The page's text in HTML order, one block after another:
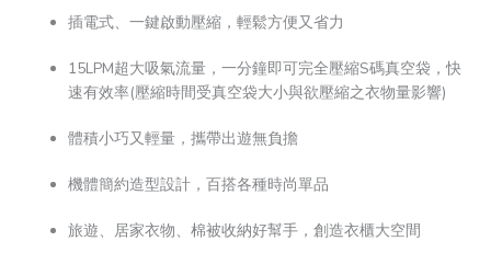
插電式、一鍵啟動壓縮，輕鬆方便又省力
15LPM超大吸氣流量，一分鐘即可完全壓縮S碼真空袋，快
速有效率(壓縮時間受真空袋大小與欲壓縮之衣物量影響)
體積小巧又輕量，攜帶出遊無負擔
機體簡約造型設計，百搭各種時尚單品
旅遊、居家衣物、棉被收納好幫手，創造衣櫃大空間